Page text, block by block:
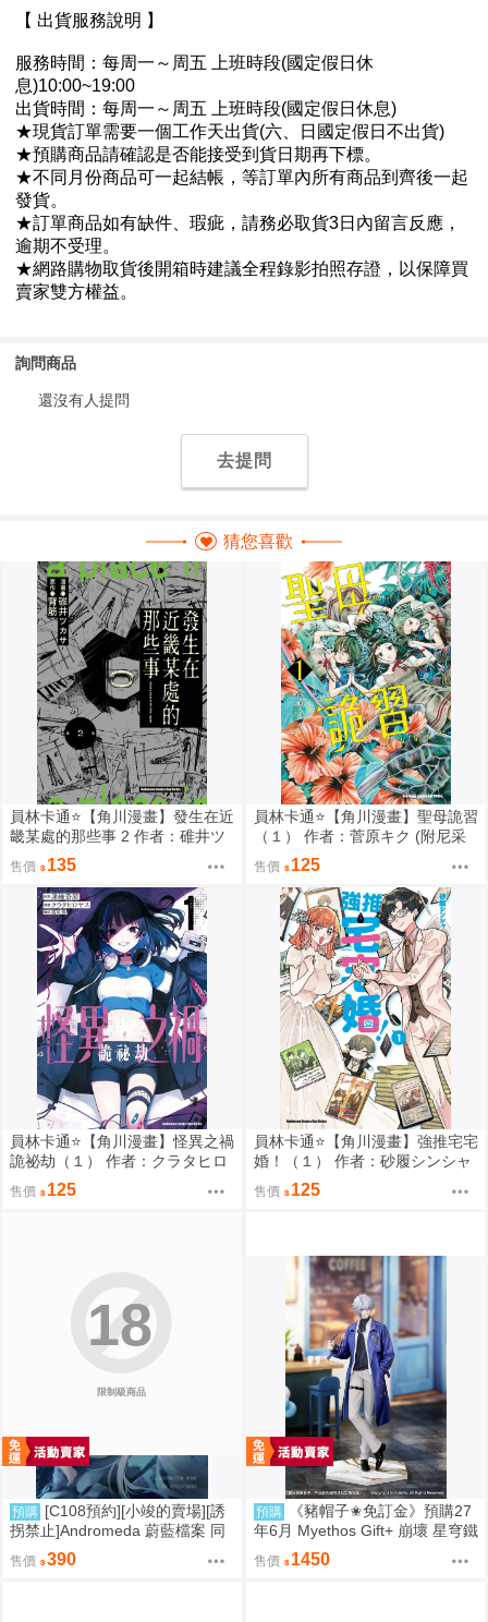
詢問商品
還沒有人提問
去提問
猜您喜歡
員林卡通⭐️【角川漫畫】發生在近
畿某處的那些事 2 作者：碓井ツ
カサ (附尼采書套)
售價 135
員林卡通⭐️【角川漫畫】聖母詭習
（１） 作者：菅原キク (附尼采
售價 125
員林卡通⭐️【角川漫畫】怪異之禍
詭祕劫（１） 作者：クラタヒロ
ヤス (附尼采書套)
售價 125
員林卡通⭐️【角川漫畫】強推宅宅
婚！（１） 作者：砂履シンシャ
(附尼采書套)
售價 125
限制級商品
18
預購 [C108預約][小竣的賣場][誘
拐禁止]Andromeda 蔚藍檔案 同
人誌id=3727344
售價 390
預購
《豬帽子✬免訂金》預購27
年6月 Myethos Gift+ 崩壞 星穹鐵
道 白厄 列車環遊記Ver 1/8 1011
售價 1450